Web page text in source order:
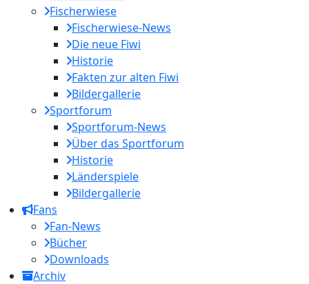
Fischerwiese
Fischerwiese-News
Die neue Fiwi
Historie
Fakten zur alten Fiwi
Bildergallerie
Sportforum
Sportforum-News
Über das Sportforum
Historie
Länderspiele
Bildergallerie
Fans
Fan-News
Bücher
Downloads
Archiv